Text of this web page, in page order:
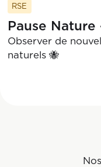
RSE
Pause
Observer de
naturels 🐝